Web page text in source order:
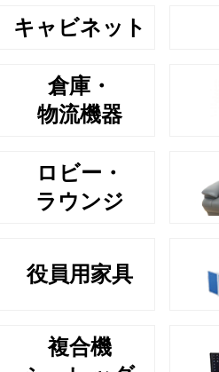
キャビネット
倉庫・
物流機器
ロビー・
ラウンジ
役員用家具
複合機